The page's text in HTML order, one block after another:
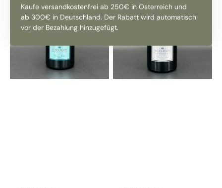
Kaufe versandkostenfrei ab 250€ in Österreich und
ab 300€ in Deutschland. Der Rabatt wird automatisch
vor der Bezahlung hinzugefügt.
Zero
Millesimato
DOCG
2021
Normalflasche
DOCG
2020
Normalflasche
|